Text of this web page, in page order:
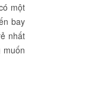
một
bay
nhất
muốn